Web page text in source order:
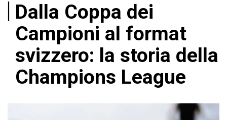
Dalla Coppa dei
Campioni al format
svizzero: la storia della
Champions League